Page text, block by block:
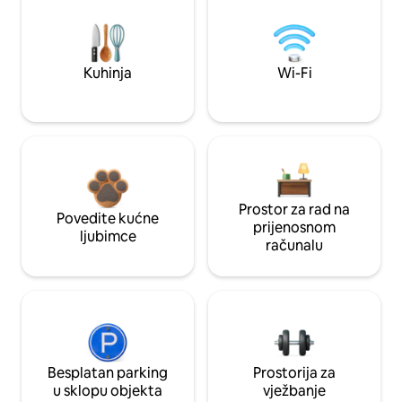
Kuhinja Wi-Fi
Povedite kućne
ljubimce
Prostor za rad na
prijenosnom
računalu
Besplatan parking
u sklopu objekta
Prostorija za
vježbanje